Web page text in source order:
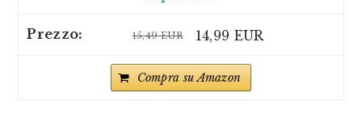
15,49 EUR 14,99 EUR
Compra su Amazon